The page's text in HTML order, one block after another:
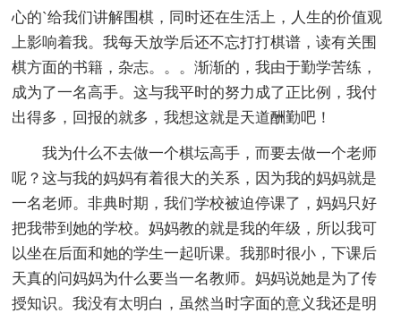
心的`给我们讲解围棋，同时还在生活上，人生的价值观
上影响着我。我每天放学后还不忘打打棋谱，读有关围
棋方面的书籍，杂志。。。渐渐的，我由于勤学苦练，
成为了一名高手。这与我平时的努力成了正比例，我付
出得多，回报的就多，我想这就是天道酬勤吧！
我为什么不去做一个棋坛高手，而要去做一个老师
呢？这与我的妈妈有着很大的关系，因为我的妈妈就是
一名老师。非典时期，我们学校被迫停课了，妈妈只好
把我带到她的学校。妈妈教的就是我的年级，所以我可
以坐在后面和她的学生一起听课。我那时很小，下课后
天真的问妈妈为什么要当一名教师。妈妈说她是为了传
授知识。我没有太明白，虽然当时字面的意义我还是明